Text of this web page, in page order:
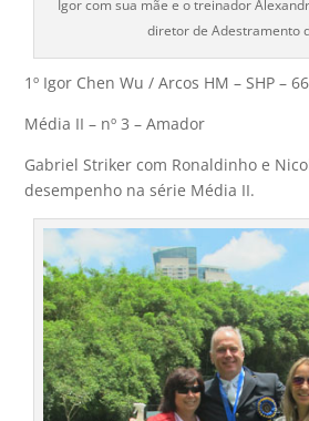
Igor com sua mãe e o treinador
diretor de Adestramento
1º Igor Chen Wu / Arcos HM – SHP –
Média II – nº 3 – Amador
Gabriel Striker com Ronaldinho e
desempenho na série Média II.